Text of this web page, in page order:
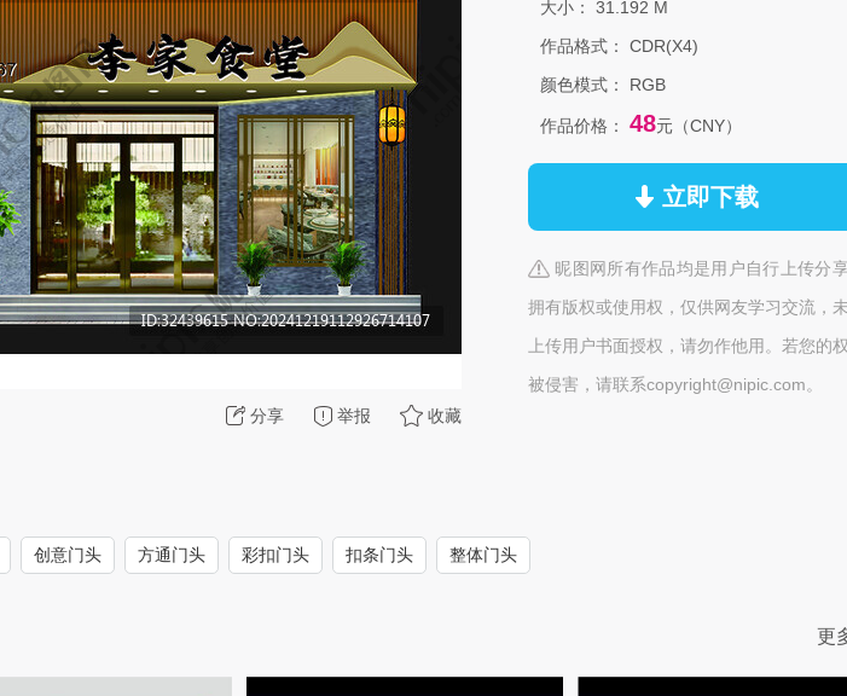
分享 举报 收藏
大小：
31.192 M
作品格式：
CDR(X4)
颜色模式：
RGB
作品价格： 48元（CNY）
立即下载
昵图网所有作品均是用户自行上传分
拥有版权或使用权，仅供网友学习交流，
上传用户书面授权，请勿作他用。若您的
被侵害，请联系copyright@nipic.com。
创意门头 方通门头 彩扣门头 扣条门头 整体门头
更